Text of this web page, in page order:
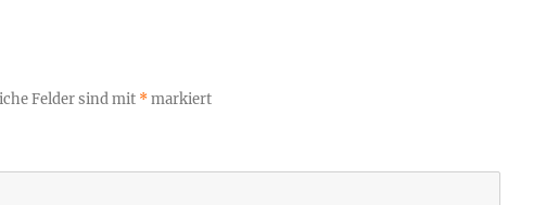
Felder sind mit *markiert